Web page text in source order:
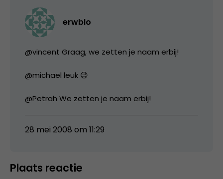
erwblo
@vincent Graag, we zetten je naam erbij!
@michael leuk 😉
@Petrah We zetten je naam erbij!
28 mei 2008 om 11:29
Plaats reactie